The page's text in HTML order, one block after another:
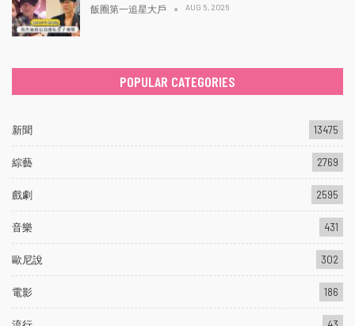
飯圈第一追星大戶 AUG 5, 2026
POPULAR CATEGORIES
新聞 13475
綜藝 2769
戲劇 2595
音樂 431
歐尼說 302
電影 186